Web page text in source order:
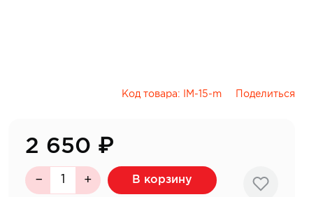
Код товара: IM-15-m Поделиться
2 650 ₽
В корзину